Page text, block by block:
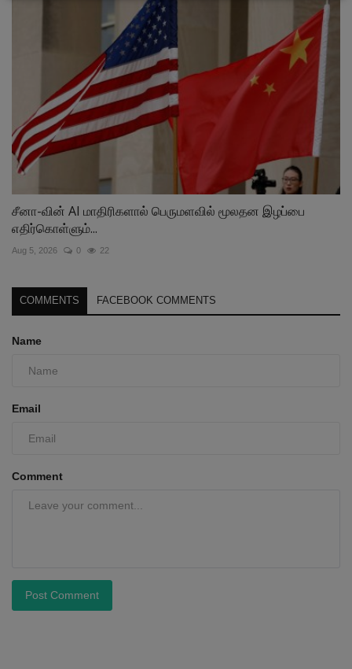
சீனா-வின் AI மாதிரிகளால் பெருமளவில் மூலதன இழப்பை
எதிர்கொள்ளும்...
Aug 5, 2026 0 22
COMMENTS FACEBOOK COMMENTS
Name
Email
Comment
Post Comment